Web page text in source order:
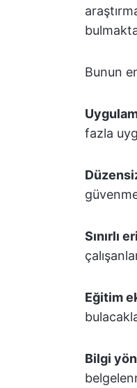
Bunun
fazla
Sınırlı
Eğitim
Bilgi